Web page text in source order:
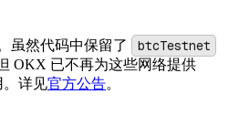
虽然代码中保留了 btcTestnet
OKX 已不再为这些网络提供
。详见官方公告。